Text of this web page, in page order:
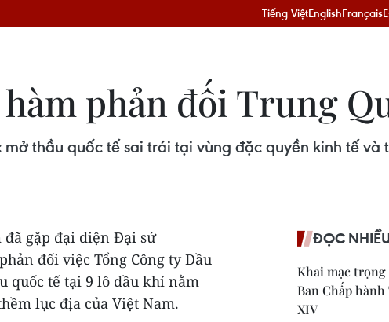
Tiếng ViệtEnglishFrançais
phản đối Trung
thầu quốc tế sai trái tại vùng đặc quyền kinh tế và
đã gặp đại diện Đại sứ
đối việc Tổng Công ty Dầu
quốc tế tại 9 lô dầu khí nằm
lục địa của Việt Nam.
ĐỌC
Khai mạc
Ban Chấp
XIV